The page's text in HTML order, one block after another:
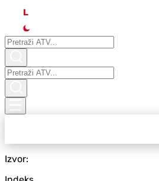
L
Izvor: